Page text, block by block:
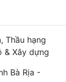
Thầu hạng
& Xây dựng
Bà Rịa -